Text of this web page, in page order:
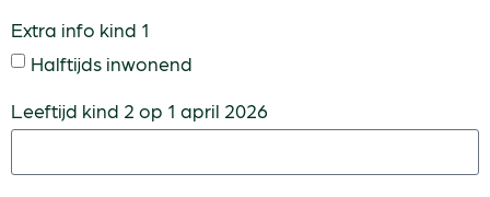
Extra info kind 1
Halftijds inwonend
Leeftijd kind 2 op 1 april 2026